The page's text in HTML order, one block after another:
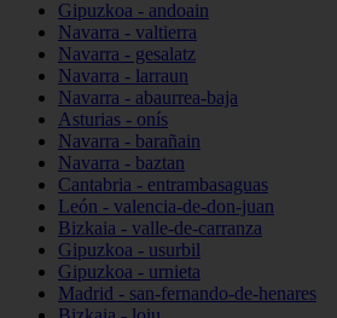
Gipuzkoa - andoain
Navarra - valtierra
Navarra - gesalatz
Navarra - larraun
Navarra - abaurrea-baja
Asturias - onís
Navarra - barañain
Navarra - baztan
Cantabria - entrambasaguas
León - valencia-de-don-juan
Bizkaia - valle-de-carranza
Gipuzkoa - usurbil
Gipuzkoa - urnieta
Madrid - san-fernando-de-henares